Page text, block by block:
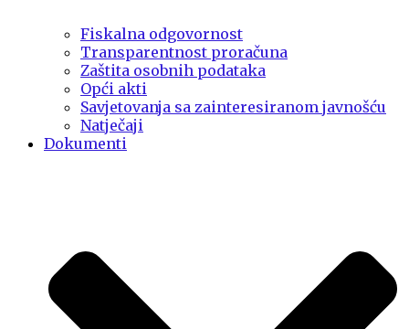
Fiskalna odgovornost
Transparentnost proračuna
Zaštita osobnih podataka
Opći akti
Savjetovanja sa zainteresiranom javnošću
Natječaji
Dokumenti